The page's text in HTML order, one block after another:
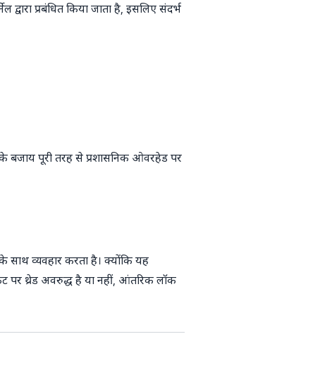
द्वारा प्रबंधित किया जाता है, इसलिए संदर्भ
बजाय पूरी तरह से प्रशासनिक ओवरहेड पर
व्यवहार करता है। क्योंकि यह
पर थ्रेड अवरुद्ध है या नहीं, आंतरिक लॉक